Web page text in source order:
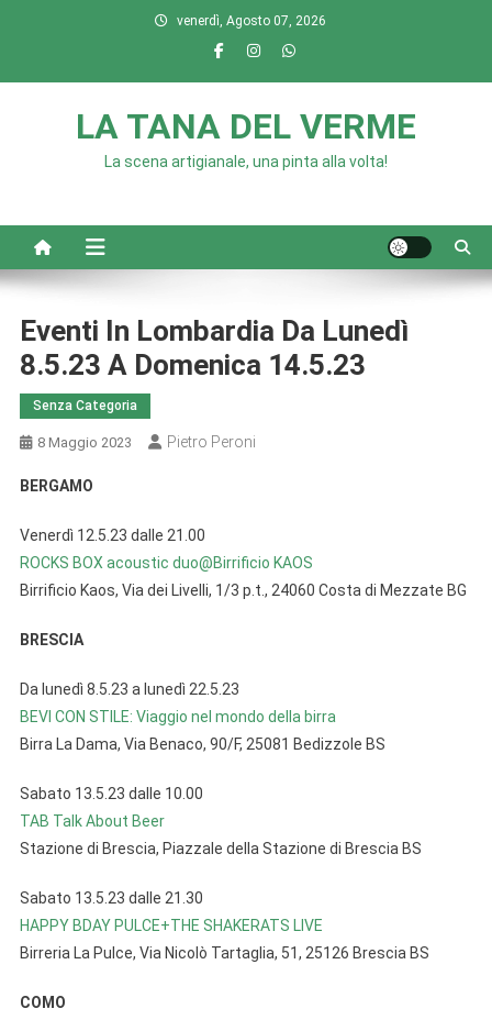
venerdì, Agosto 07, 2026
LA TANA DEL VERME
La scena artigianale, una pinta alla volta!
Eventi In Lombardia Da Lunedì
8.5.23 A Domenica 14.5.23
Senza Categoria
8 Maggio 2023 Pietro Peroni
BERGAMO
Venerdì 12.5.23 dalle 21.00
ROCKS BOX acoustic duo@Birrificio KAOS
Birrificio Kaos, Via dei Livelli, 1/3 p.t., 24060 Costa di Mezzate BG
BRESCIA
Da lunedì 8.5.23 a lunedì 22.5.23
BEVI CON STILE: Viaggio nel mondo della birra
Birra La Dama, Via Benaco, 90/F, 25081 Bedizzole BS
Sabato 13.5.23 dalle 10.00
TAB Talk About Beer
Stazione di Brescia, Piazzale della Stazione di Brescia BS
Sabato 13.5.23 dalle 21.30
HAPPY BDAY PULCE+THE SHAKERATS LIVE
Birreria La Pulce, Via Nicolò Tartaglia, 51, 25126 Brescia BS
COMO